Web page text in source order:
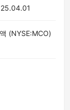
25.04.01
(NYSE:MCO)